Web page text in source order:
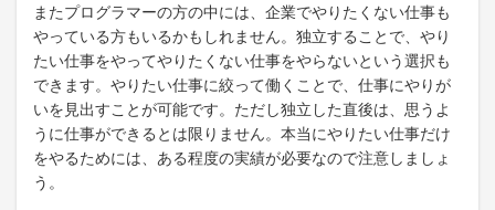
またプログラマーの方の中には、企業でやりたくない仕事も
やっている方もいるかもしれません。独立することで、やり
たい仕事をやってやりたくない仕事をやらないという選択も
できます。やりたい仕事に絞って働くことで、仕事にやりが
いを見出すことが可能です。ただし独立した直後は、思うよ
うに仕事ができるとは限りません。本当にやりたい仕事だけ
をやるためには、ある程度の実績が必要なので注意しましょ
う。